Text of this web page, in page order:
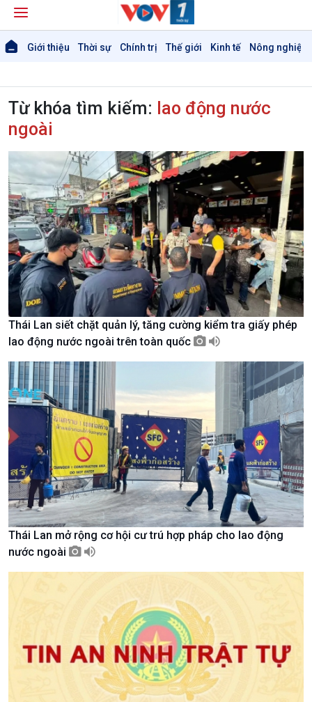
Giới thiệu Thời sự Chính trị Thế giới Kinh tế Nông nghiệp
Giới thiệu
Thời sự 6h
Thời sự 18h
Thời sự 21h30
Bản tin
Chuyên mục
Theo dòng Thời sự
Từ khóa tìm kiếm: lao động nước
ngoài
Thái Lan siết chặt quản lý, tăng cường kiểm tra giấy phép
lao động nước ngoài trên toàn quốc
Thái Lan mở rộng cơ hội cư trú hợp pháp cho lao động
nước ngoài